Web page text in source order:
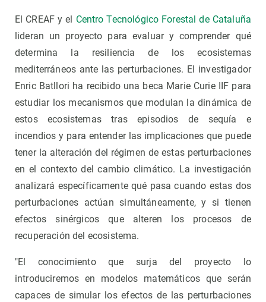
El CREAF y el Centro Tecnológico Forestal de Cataluña
lideran un proyecto para evaluar y comprender qué
determina la resiliencia de los ecosistemas
mediterráneos ante las perturbaciones. El investigador
Enric Batllori ha recibido una beca Marie Curie IIF para
estudiar los mecanismos que modulan la dinámica de
estos ecosistemas tras episodios de sequía e
incendios y para entender las implicaciones que puede
tener la alteración del régimen de estas perturbaciones
en el contexto del cambio climático. La investigación
analizará específicamente qué pasa cuando estas dos
perturbaciones actúan simultáneamente, y si tienen
efectos sinérgicos que alteren los procesos de
recuperación del ecosistema.
"El conocimiento que surja del proyecto lo
introduciremos en modelos matemáticos que serán
capaces de simular los efectos de las perturbaciones